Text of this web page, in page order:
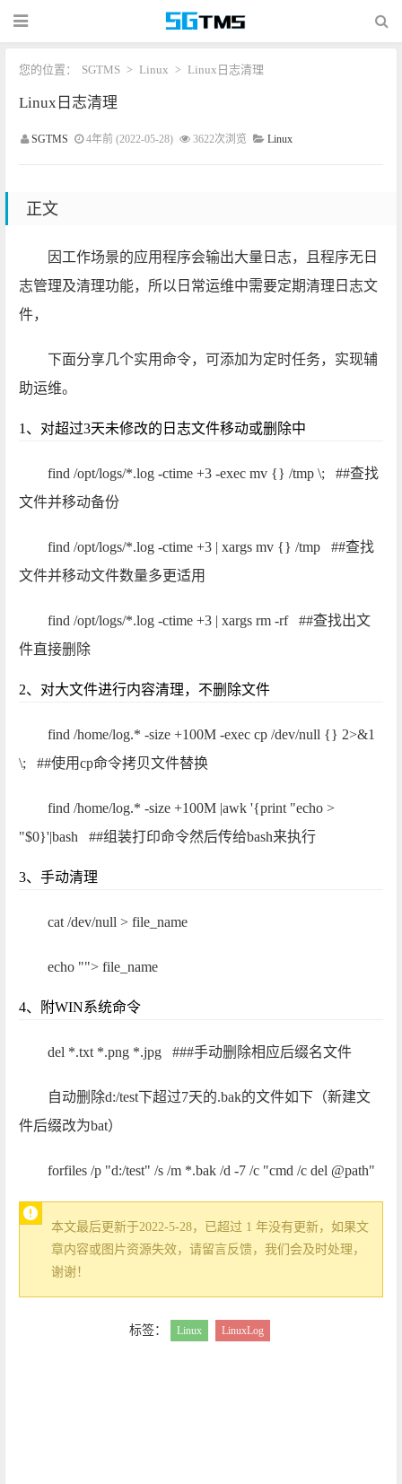
您的位置： SGTMS > Linux > Linux日志清理
Linux日志清理
SGTMS 4年前 (2022-05-28) 3622次浏览 Linux
正文
因工作场景的应用程序会输出大量日志，且程序无日
志管理及清理功能，所以日常运维中需要定期清理日志文
件，
下面分享几个实用命令，可添加为定时任务，实现辅
助运维。
1、对超过3天未修改的日志文件移动或删除中
find /opt/logs/*.log -ctime +3 -exec mv {} /tmp \; ##查找
文件并移动备份
find /opt/logs/*.log -ctime +3 | xargs mv {} /tmp ##查找
文件并移动文件数量多更适用
find /opt/logs/*.log -ctime +3 | xargs rm -rf ##查找出文
件直接删除
2、对大文件进行内容清理，不删除文件
find /home/log.* -size +100M -exec cp /dev/null {} 2>&1
\; ##使用cp命令拷贝文件替换
find /home/log.* -size +100M |awk '{print "echo >
"$0}'|bash ##组装打印命令然后传给bash来执行
3、手动清理
cat /dev/null > file_name
echo ""> file_name
4、附WIN系统命令
del *.txt *.png *.jpg ###手动删除相应后缀名文件
自动删除d:/test下超过7天的.bak的文件如下（新建文
件后缀改为bat）
forfiles /p "d:/test" /s /m *.bak /d -7 /c "cmd /c del @path"
本文最后更新于2022-5-28，已超过 1 年没有更新，如果文
章内容或图片资源失效，请留言反馈，我们会及时处理，
谢谢！
标签： Linux LinuxLog